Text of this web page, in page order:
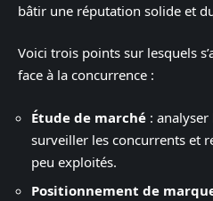
bâtir une réputation solide et
Voici trois points sur lesquels
face à la concurrence :
Étude de marché :
surveiller les concurrents et
peu exploités.
Positionnement de